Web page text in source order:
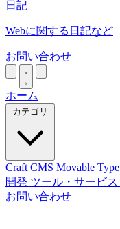
日記
Webに関する日記など
お問い合わせ
ホーム
カテゴリ
Craft CMS Movable Type
開発 ツール・サービス
お問い合わせ